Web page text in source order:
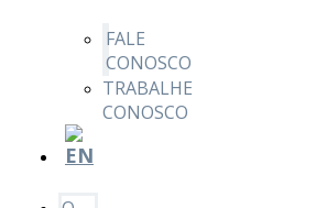
FALE
CONOSCO
TRABALHE
CONOSCO